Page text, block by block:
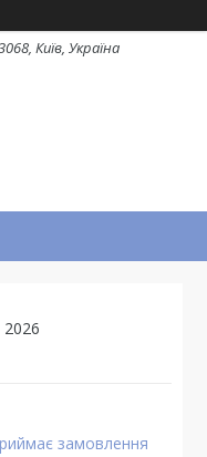
Київ, Україна
2026
замовлення